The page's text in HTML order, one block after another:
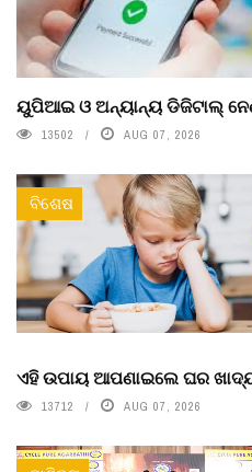
ୟୁପିଆଇ ଓ ଅନ୍ୟାନ୍ୟ ଡିଜିଟାଲ୍
13502 AUG 07, 2026
ବିଶେଷ
ଏହି ଉପାୟ ଆପଣାଇଲେ ଘର
13712 AUG 07, 2026